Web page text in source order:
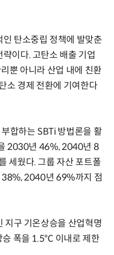
탄소중립 정책에 발맞춘
이다. 고탄소 배출 기업
뿐 아니라 산업 내에 친환
소 경제 전환에 기여한다
합하는 SBTi 방법론을 활
2030년 46%, 2040년 8
세웠다. 그룹 자산 포트폴
2040년 69%까지 점
지구 기온상승을 산업혁명
폭을 1.5℃ 이내로 제한